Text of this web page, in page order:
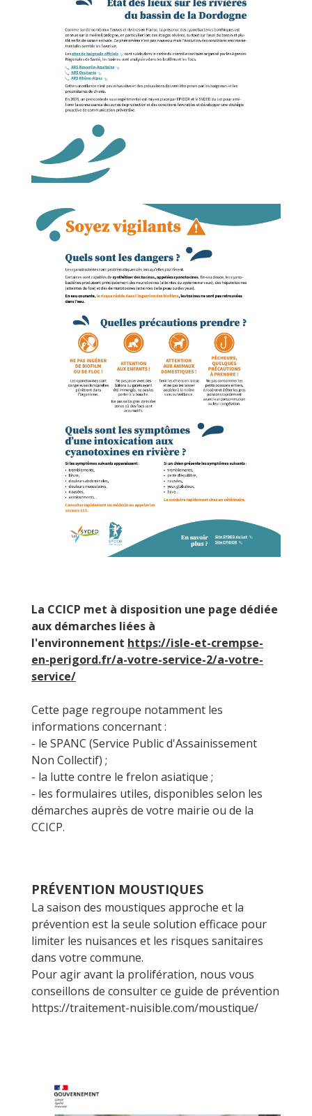
La CCICP met à disposition une page dédiée
aux démarches liées à
l'environnement https://isle-et-crempse-
en-perigord.fr/a-votre-service-2/a-votre-
service/
Cette page regroupe notamment les
informations concernant :
- le SPANC (Service Public d'Assainissement
Non Collectif) ;
- la lutte contre le frelon asiatique ;
- les formulaires utiles, disponibles selon les
démarches auprès de votre mairie ou de la
CCICP.
PRÉVENTION MOUSTIQUES
La saison des moustiques approche et la
prévention est la seule solution efficace pour
limiter les nuisances et les risques sanitaires
dans votre commune.
Pour agir avant la prolifération, nous vous
conseillons de consulter ce guide de prévention
https://traitement-nuisible.com/moustique/